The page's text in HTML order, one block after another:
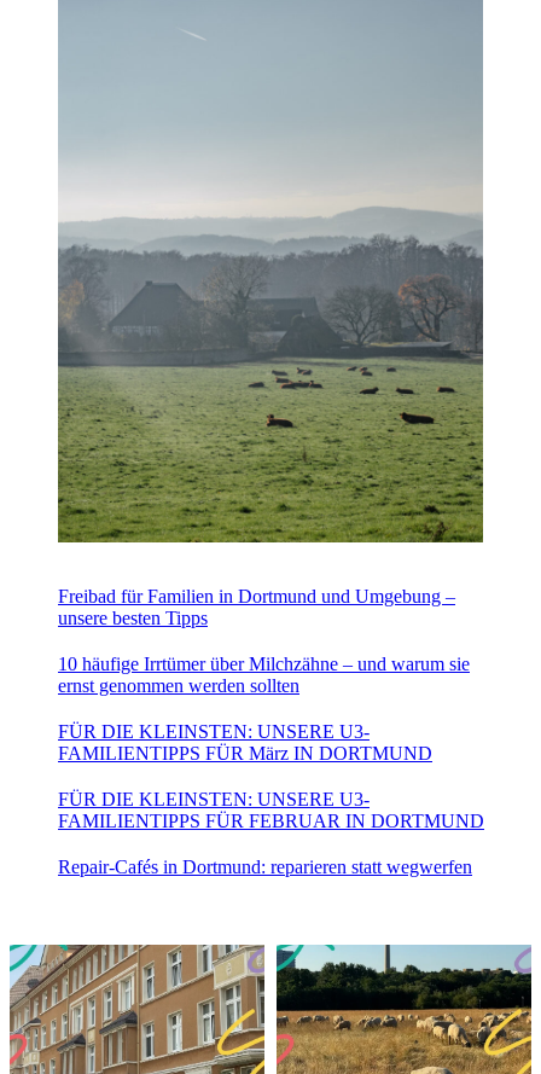
Freibad für Familien in Dortmund und Umgebung –
unsere besten Tipps
10 häufige Irrtümer über Milchzähne – und warum sie
ernst genommen werden sollten
FÜR DIE KLEINSTEN: UNSERE U3-
FAMILIENTIPPS FÜR März IN DORTMUND
FÜR DIE KLEINSTEN: UNSERE U3-
FAMILIENTIPPS FÜR FEBRUAR IN DORTMUND
Repair-Cafés in Dortmund: reparieren statt wegwerfen